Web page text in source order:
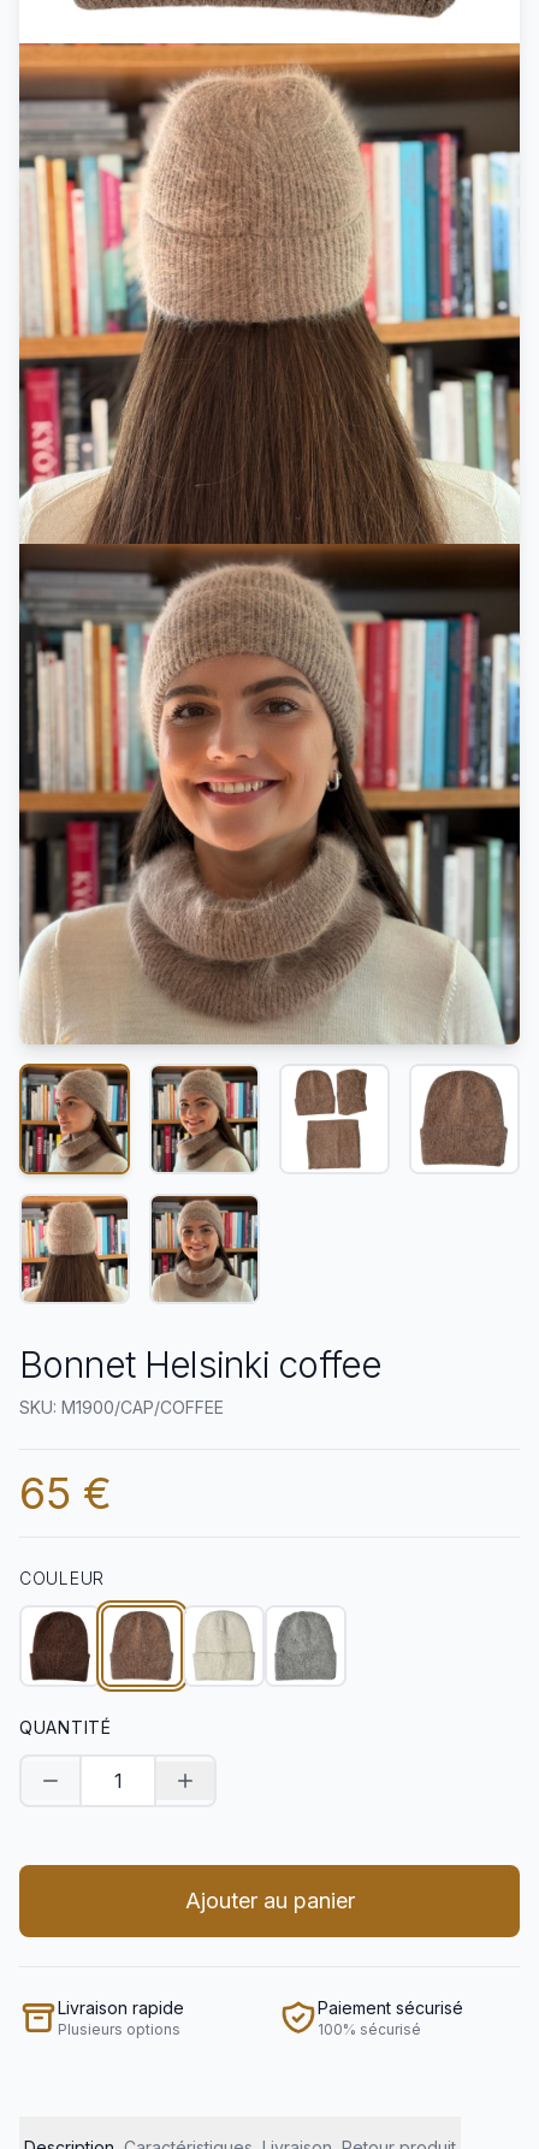
Bonnet Helsinki coffee
SKU: M1900/CAP/COFFEE
65 €
COULEUR
QUANTITÉ
Diminuer la quantitéAugmenter la quantité
Ajouter au panier
Livraison rapide
Plusieurs options
Paiement sécurisé
100% sécurisé